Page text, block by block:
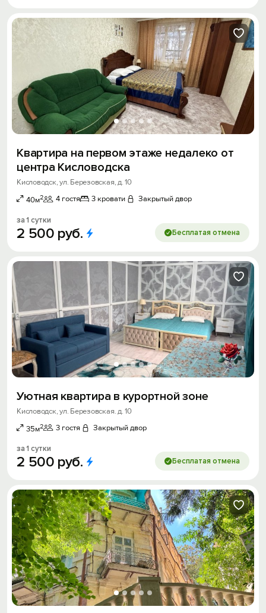
Квартира на первом этаже недалеко от
центра Кисловодска
Кисловодск, ул. Березовская, д. 10
40м2 4 гостя 3 кровати Закрытый двор
за 1 сутки
2 500 руб. Бесплатая отмена
Уютная квартира в курортной зоне
Кисловодск, ул. Березовская. д. 10
35м2 3 гостя Закрытый двор
за 1 сутки
2 500 руб. Бесплатая отмена